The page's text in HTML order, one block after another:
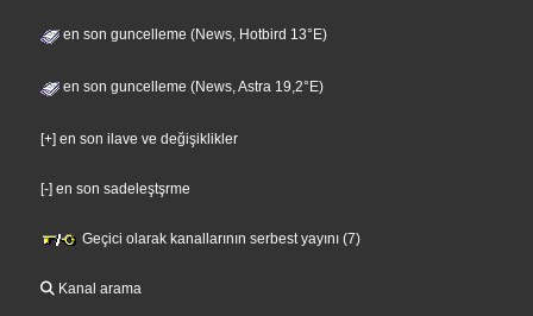
en son guncelleme (News, Hotbird 13°E)
en son guncelleme (News, Astra 19,2°E)
[+] en son ilave ve değişiklikler
[-] en son sadeleştşrme
Geçici olarak kanallarının serbest yayını (7)
Kanal arama